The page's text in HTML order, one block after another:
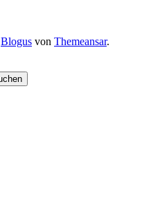
Blogus von Themeansar.